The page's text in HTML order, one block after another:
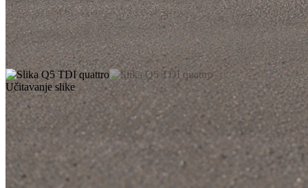
Učitavanje slike